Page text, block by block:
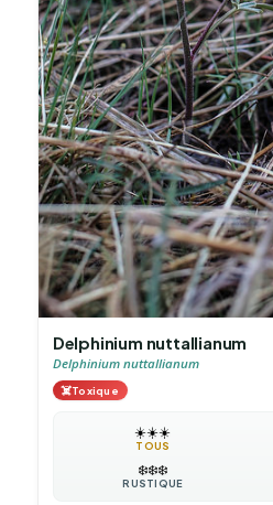
Delphinium nuttallianum
Delphinium nuttallianum
☠️Toxique
☀️☀️☀️
TOUS
❄️❄️❄️
RUSTIQUE